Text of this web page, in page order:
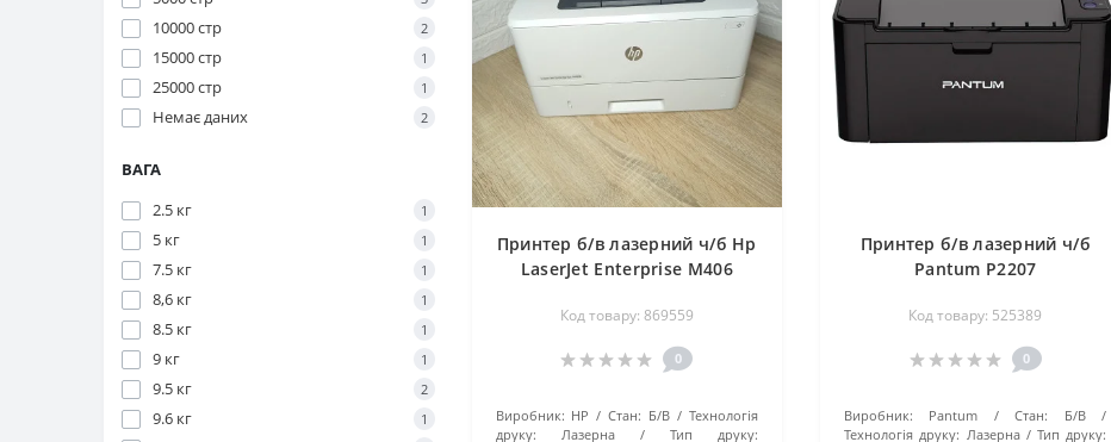
10000 стр 2
15000 стр 1
25000 стр 1
Немає даних 2
ВАГА
2.5 кг
1
5 кг 1
7.5 кг 1
8,6 кг 1
8.5 кг 1
9 кг 1
9.5 кг 2
9.6 кг 1
Принтер б/в лазерний ч/б Hp
LaserJet Enterprise M406
Код товару: 869559
0
Виробник: HP Стан: Б/В
Технологія
друку:
Лазерна Тип друку:
Принтер б/в лазерний ч/б
Pantum P2207
Код товару: 525389
0
Виробник: Pantum Стан:
Б/В
Технологія друку: Лазерна Тип друку: